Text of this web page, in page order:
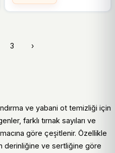
3 ›
ve yabani ot temizliği için
farklı tırnak sayıları ve
göre çeşitlenir. Özellikle
derinliğine ve sertliğine göre